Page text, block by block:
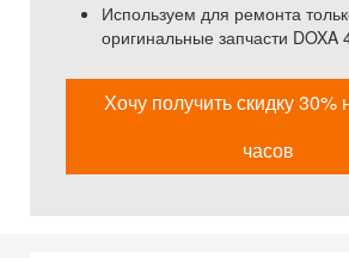
Используем для ремонта
оригинальные запчасти DOXA
Хочу получить скидку 30%
часов